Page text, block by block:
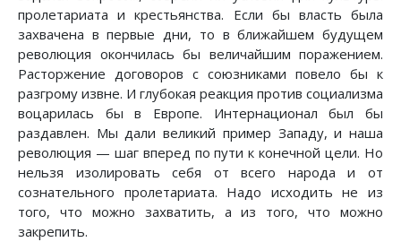
пролетариата и крестьянства. Если бы власть была
захвачена в первые дни, то в ближайшем будущем
революция окончилась бы величайшим поражением.
Расторжение договоров с союзниками повело бы к
разгрому извне. И глубокая реакция против социализма
воцарилась бы в Европе. Интернационал был бы
раздавлен. Мы дали великий пример Западу, и наша
революция — шаг вперед по пути к конечной цели. Но
нельзя изолировать себя от всего народа и от
сознательного пролетариата. Надо исходить не из
того, что можно захватить, а из того, что можно
закрепить.